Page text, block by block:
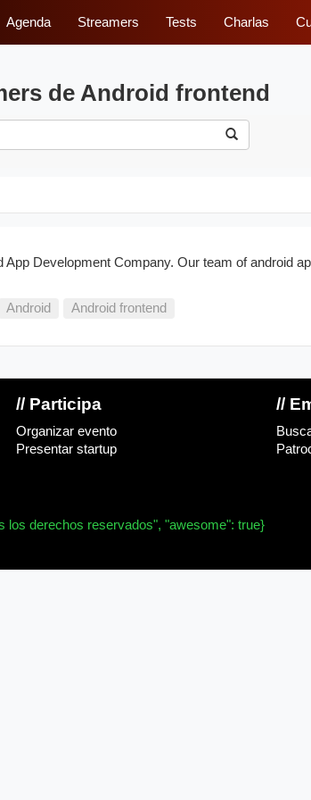
Agenda Streamers Tests Charlas
de Android frontend
Development Company. Our team of android
Android Android frontend
// Participa
Organizar evento
Presentar startup
//
los derechos reservados", "awesome": true}